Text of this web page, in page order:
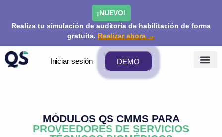
¡NUEVO!
Realiza tu simulación de auditoría de habilitación de forma
gratuita. Realizar ahora →
Iniciar sesión DEMO
MÓDULOS QS CMMS PARA
PROVEEDORES DE SERVICIOS